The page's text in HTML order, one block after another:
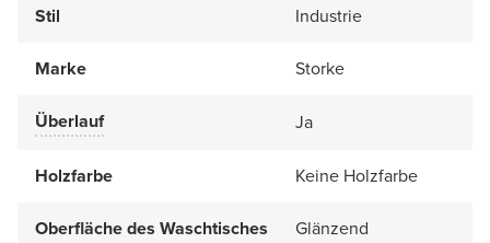
Stil Industrie
Marke Storke
Überlauf Ja
Holzfarbe Keine Holzfarbe
Oberfläche des Waschtisches Glänzend